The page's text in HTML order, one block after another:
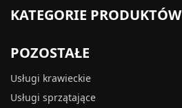
KATEGORIE PRODUKTÓW
POZOSTAŁE
Usługi krawieckie
Usługi sprzątające